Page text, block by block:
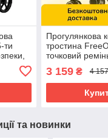
ти
Прогулянкова
тростина
точковий
Чорно-
3 159₴ 4
та новинки